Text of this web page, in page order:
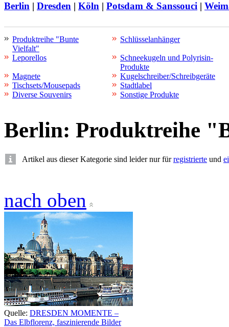
Berlin | Dresden | Köln | Potsdam & Sanssouci |
Produktreihe "Bunte
Vielfalt"
Schlüsselanhänger
Leporellos
Schneekugeln und Polyrisin-
Produkte
Magnete
Kugelschreiber/Schreibgeräte
Tischsets/Mousepads
Stadtlabel
Diverse Souvenirs
Sonstige Produkte
Berlin: Produktreihe
Artikel aus dieser Kategorie sind leider nur fürregistrierte und
nach oben
Quelle: DRESDEN MOMENTE –
Das Elbflorenz, faszinierende Bilder